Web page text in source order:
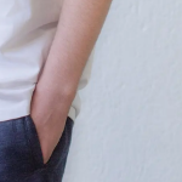
KÖNNEN
AUF
DER
PRODUKTSEITE
GEWÄHLT
WERDEN